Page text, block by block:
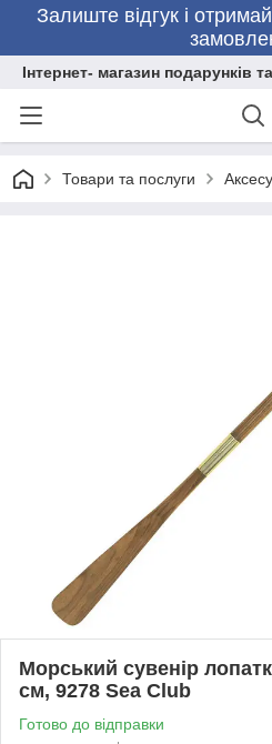
Залиште відгук і
Інтернет- магазин подарунків
Товари та послуги
Морський сувенір
см, 9278 Sea Club
Готово до відправки